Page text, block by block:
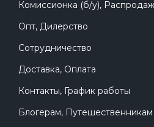
Комиссионка (б/у),
Опт, Дилерство
Сотрудничество
Доставка, Оплата
Контакты, График работы
Блогерам, Путешественникам